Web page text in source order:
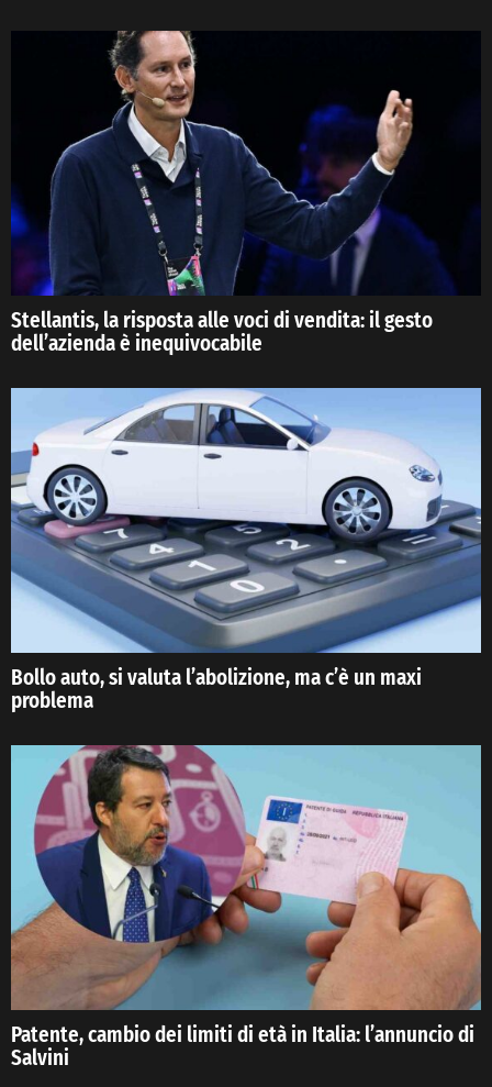
Stellantis, la risposta alle voci di vendita: il gesto
dell’azienda è inequivocabile
Bollo auto, si valuta l’abolizione, ma c’è un maxi
problema
Patente, cambio dei limiti di età in Italia: l’annuncio di
Salvini